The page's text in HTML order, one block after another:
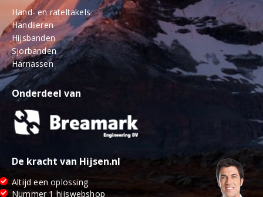
Hand- en rateltakels
Handlieren
Hijsbanden
Sjorbanden
Harnassen
Onderdeel van
De kracht van Hijsen.nl
Altijd een oplossing
Nummer 1 hijswebshop